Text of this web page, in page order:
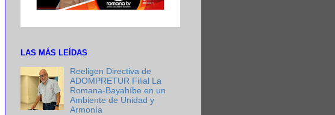
LAS MÁS LEÍDAS
Reeligen Directiva de
ADOMPRETUR Filial La
Romana-Bayahíbe en un
Ambiente de Unidad y
Armonía